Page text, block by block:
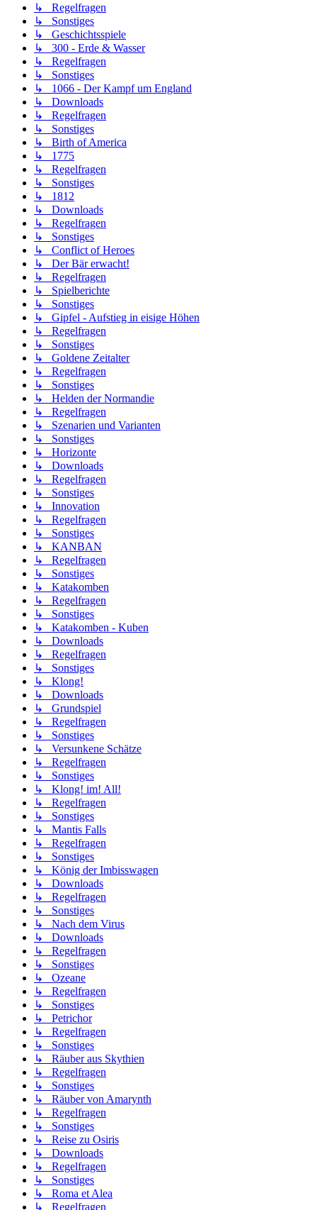
↳ Regelfragen
↳ Sonstiges
↳ Geschichtsspiele
↳ 300 - Erde & Wasser
↳ Regelfragen
↳ Sonstiges
↳ 1066 - Der Kampf um England
↳ Downloads
↳ Regelfragen
↳ Sonstiges
↳ Birth of America
↳ 1775
↳ Regelfragen
↳ Sonstiges
↳ 1812
↳ Downloads
↳ Regelfragen
↳ Sonstiges
↳ Conflict of Heroes
↳ Der Bär erwacht!
↳ Regelfragen
↳ Spielberichte
↳ Sonstiges
↳ Gipfel - Aufstieg in eisige Höhen
↳ Regelfragen
↳ Sonstiges
↳ Goldene Zeitalter
↳ Regelfragen
↳ Sonstiges
↳ Helden der Normandie
↳ Regelfragen
↳ Szenarien und Varianten
↳ Sonstiges
↳ Horizonte
↳ Downloads
↳ Regelfragen
↳ Sonstiges
↳ Innovation
↳ Regelfragen
↳ Sonstiges
↳ KANBAN
↳ Regelfragen
↳ Sonstiges
↳ Katakomben
↳ Regelfragen
↳ Sonstiges
↳ Katakomben - Kuben
↳ Downloads
↳ Regelfragen
↳ Sonstiges
↳ Klong!
↳ Downloads
↳ Grundspiel
↳ Regelfragen
↳ Sonstiges
↳ Versunkene Schätze
↳ Regelfragen
↳ Sonstiges
↳ Klong! im! All!
↳ Regelfragen
↳ Sonstiges
↳ Mantis Falls
↳ Regelfragen
↳ Sonstiges
↳ König der Imbisswagen
↳ Downloads
↳ Regelfragen
↳ Sonstiges
↳ Nach dem Virus
↳ Downloads
↳ Regelfragen
↳ Sonstiges
↳ Ozeane
↳ Regelfragen
↳ Sonstiges
↳ Petrichor
↳ Regelfragen
↳ Sonstiges
↳ Räuber aus Skythien
↳ Regelfragen
↳ Sonstiges
↳ Räuber von Amarynth
↳ Regelfragen
↳ Sonstiges
↳ Reise zu Osiris
↳ Downloads
↳ Regelfragen
↳ Sonstiges
↳ Roma et Alea
↳ Regelfragen